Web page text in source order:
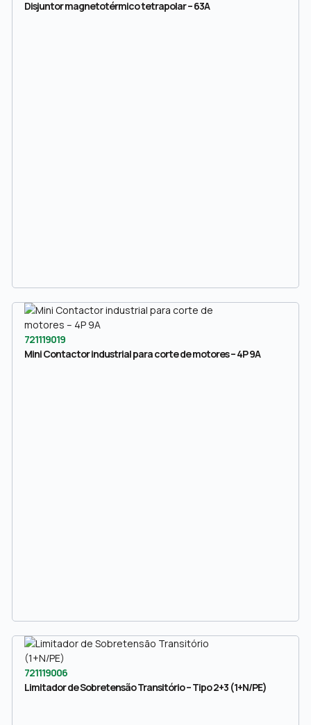
Disjuntor magnetotérmico tetrapolar – 63A
721119019
Mini Contactor industrial para corte de motores – 4P 9A
721119006
Limitador de Sobretensão Transitório – Tipo 2+3 (1+N/PE)